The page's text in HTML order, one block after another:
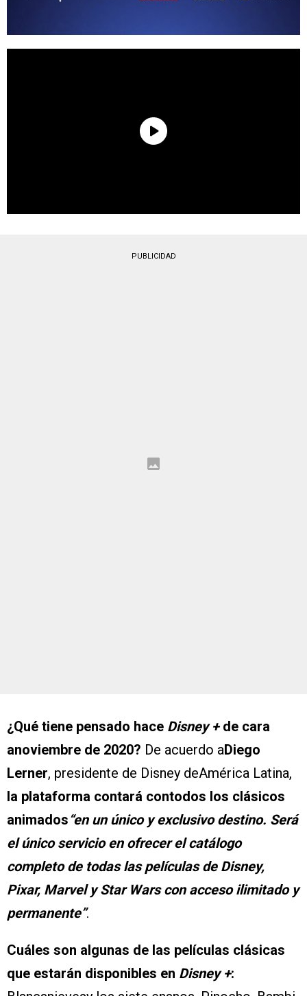
PUBLICIDAD
¿Qué tiene pensado hace Disney +de cara
anoviembre de 2020? De acuerdo aDiego
Lerner, presidente de Disney deAmérica Latina,
la plataforma contará contodos los clásicos
animados“en un único y exclusivo destino. Será
el único servicio en ofrecer el catálogo
completo de todas las películas de Disney,
Pixar, Marvel y Star Wars con acceso ilimitado y
permanente”.
Cuáles son algunas de las películas clásicas
que estarán disponibles en Disney +: